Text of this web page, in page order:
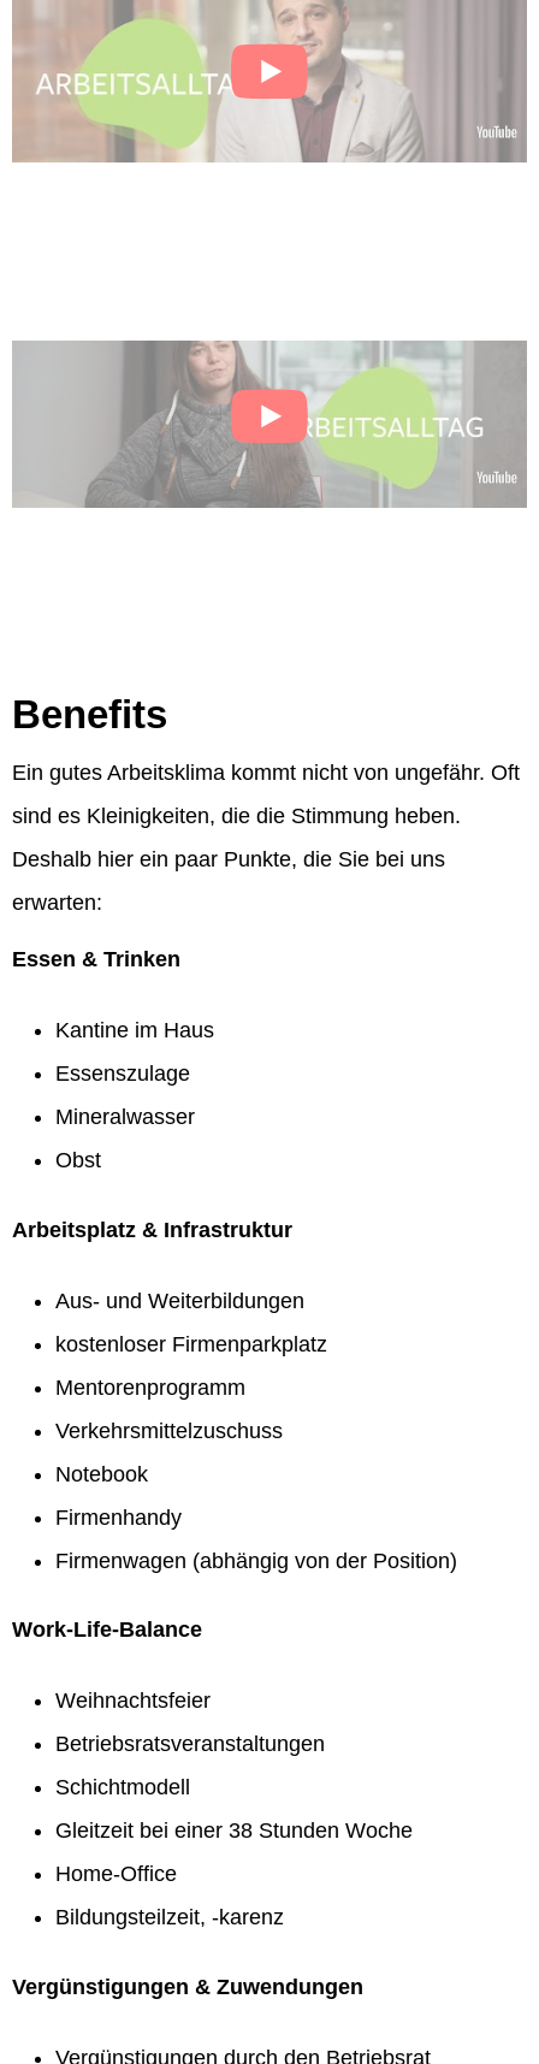
Benefits
Ein gutes Arbeitsklima kommt nicht von ungefähr. Oft
sind es Kleinigkeiten, die die Stimmung heben.
Deshalb hier ein paar Punkte, die Sie bei uns
erwarten:
Essen & Trinken
Kantine im Haus
Essenszulage
Mineralwasser
Obst
Arbeitsplatz & Infrastruktur
Aus- und Weiterbildungen
kostenloser Firmenparkplatz
Mentorenprogramm
Verkehrsmittelzuschuss
Notebook
Firmenhandy
Firmenwagen (abhängig von der Position)
Work-Life-Balance
Weihnachtsfeier
Betriebsratsveranstaltungen
Schichtmodell
Gleitzeit bei einer 38 Stunden Woche
Home-Office
Bildungsteilzeit, -karenz
Vergünstigungen & Zuwendungen
Vergünstigungen durch den Betriebsrat